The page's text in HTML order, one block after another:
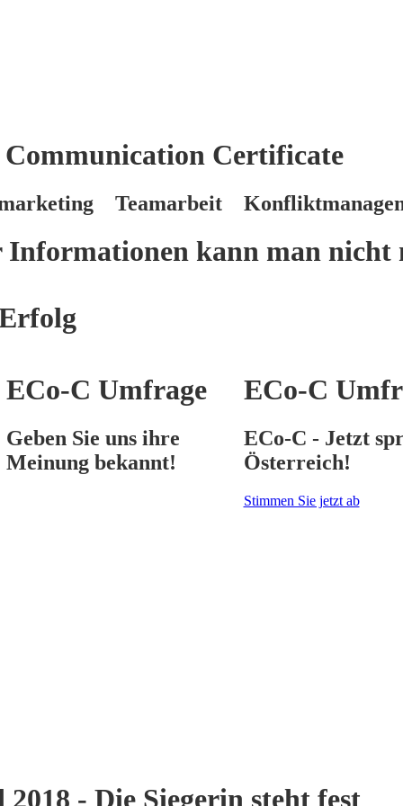
Certificate
Teamarbeit
Informationen kann man nicht
ECo-C Umfrage
Geben Sie uns ihre
Meinung bekannt!
ECo-C
ECo-C - Jetzt
Österreich!
Stimmen Sie jetzt ab
- Die Siegerin steht fest